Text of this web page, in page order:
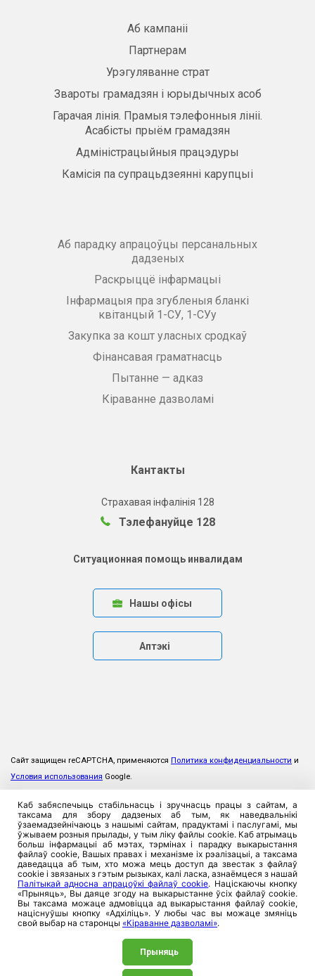
Аб кампаніі
Партнерам
Урэгуляванне страт
Звароты грамадзян і юрыдычных асоб
Гарачая лінія. Прамыя тэлефонныя лініі.
Асабісты прыём грамадзян
Адміністрацыйныя працэдуры
Камісія па супрацьдзеянні карупцыі
Аб парадку апрацоўцы персанальных
дадзеных
Раскрыццё інфармацыі
Інфармацыя пра згубленыя бланкі
квітанцый 1-СУ, 1-СУу
Закупка за кошт уласных сродкаў
Фінансавая граматнасць
Пытанне — адказ
Кіраванне дазволамі
Кантакты
Страхавая інфалінія 128
Тэлефануйце 128
Ситуационная помощь инвалидам
Нашы офісы
Аптэкі
Сайт защищен reCAPTCHA, применяются Политика конфиденциальности и
Условия использования Google.
Каб забяспечыць стабільнасць і зручнасць працы з сайтам, а
таксама для збору дадзеных аб тым, як наведвальнікі
ўзаемадзейнічаюць з нашымі сайтам, прадуктамі і паслугамі, мы
ўжываем розныя прылады, у тым ліку файлы cookie. Каб атрымаць
больш інфармацыі аб мэтах, тэрмінах і парадку выкарыстання
файлаў cookie, Вашых правах і механізме іх рэалізацыі, а таксама
даведацца аб тым, хто можа мець доступ да звестак з файлаў
cookie і звязаных з гэтым рызыках, калі ласка, азнаёмцеся з нашай
Палітыкай адносна апрацоўкі файлаў cookie. Націскаючы кнопку
«Прыняць», Вы даяце згоду на выкарыстанне ўсіх файлаў cookie.
Вы таксама можаце адмовіцца ад выкарыстання файлаў cookie,
націснуўшы кнопку «Адхіліць». У любы час вы можаце змяніць
свой выбар на старонцы «Кіраванне дазволамі».
Прыняць